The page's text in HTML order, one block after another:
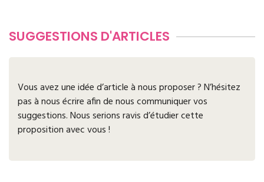
SUGGESTIONS D'ARTICLES
Vous avez une idée d’article à nous proposer ? N’hésitez
pas à nous écrire afin de nous communiquer vos
suggestions. Nous serions ravis d’étudier cette
proposition avec vous !